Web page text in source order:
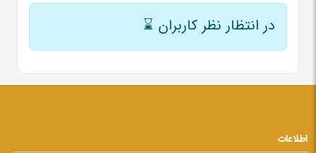
در انتظار نظر کاربران ⌛
اطلاعات